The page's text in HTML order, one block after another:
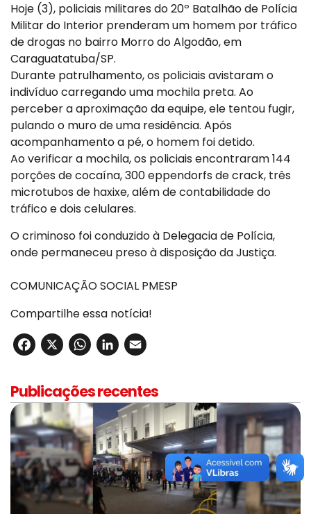
Hoje (3), policiais militares do 20º Batalhão de Polícia
Militar do Interior prenderam um homem por tráfico
de drogas no bairro Morro do Algodão, em
Caraguatatuba/SP.
Durante patrulhamento, os policiais avistaram o
indivíduo carregando uma mochila preta. Ao
perceber a aproximação da equipe, ele tentou fugir,
pulando o muro de uma residência. Após
acompanhamento a pé, o homem foi detido.
Ao verificar a mochila, os policiais encontraram 144
porções de cocaína, 300 eppendorfs de crack, três
microtubos de haxixe, além de contabilidade do
tráfico e dois celulares.
O criminoso foi conduzido à Delegacia de Polícia,
onde permaneceu preso à disposição da Justiça.
COMUNICAÇÃO SOCIAL PMESP
Compartilhe essa notícia!
Facebook
X WhatsApp
LinkedIn
Publicações recentes